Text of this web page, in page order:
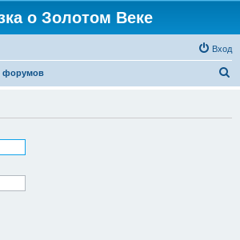
о Золотом Веке
Вход
форумов